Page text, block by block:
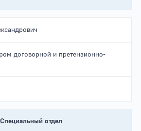
договорной и претензионно-
Специальный отдел